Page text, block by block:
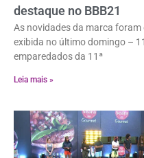
destaque no BBB21
As novidades da marca
exibida no último domingo –
emparedados da 11ª
Leia mais »